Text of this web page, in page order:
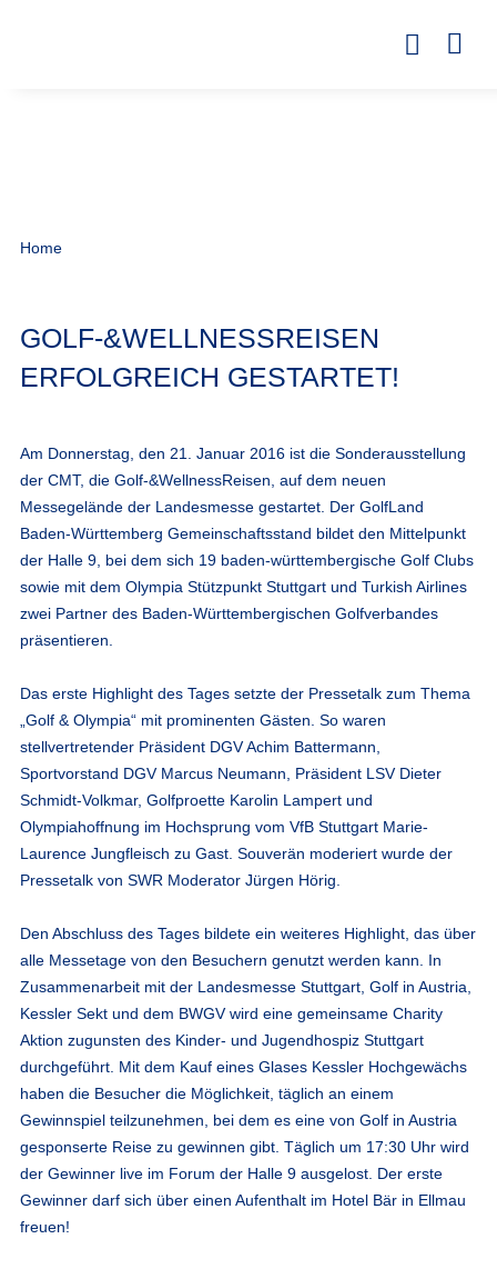
Home
GOLF-&WELLNESSREISEN
ERFOLGREICH GESTARTET!
Am Donnerstag, den 21. Januar 2016 ist die Sonderausstellung
der CMT, die Golf-&WellnessReisen, auf dem neuen
Messegelände der Landesmesse gestartet. Der GolfLand
Baden-Württemberg Gemeinschaftsstand bildet den Mittelpunkt
der Halle 9, bei dem sich 19 baden-württembergische Golf Clubs
sowie mit dem Olympia Stützpunkt Stuttgart und Turkish Airlines
zwei Partner des Baden-Württembergischen Golfverbandes
präsentieren.
Das erste Highlight des Tages setzte der Pressetalk zum Thema
„Golf & Olympia“ mit prominenten Gästen. So waren
stellvertretender Präsident DGV Achim Battermann,
Sportvorstand DGV Marcus Neumann, Präsident LSV Dieter
Schmidt-Volkmar, Golfproette Karolin Lampert und
Olympiahoffnung im Hochsprung vom VfB Stuttgart Marie-
Laurence Jungfleisch zu Gast. Souverän moderiert wurde der
Pressetalk von SWR Moderator Jürgen Hörig.
Den Abschluss des Tages bildete ein weiteres Highlight, das über
alle Messetage von den Besuchern genutzt werden kann. In
Zusammenarbeit mit der Landesmesse Stuttgart, Golf in Austria,
Kessler Sekt und dem BWGV wird eine gemeinsame Charity
Aktion zugunsten des Kinder- und Jugendhospiz Stuttgart
durchgeführt. Mit dem Kauf eines Glases Kessler Hochgewächs
haben die Besucher die Möglichkeit, täglich an einem
Gewinnspiel teilzunehmen, bei dem es eine von Golf in Austria
gesponserte Reise zu gewinnen gibt. Täglich um 17:30 Uhr wird
der Gewinner live im Forum der Halle 9 ausgelost. Der erste
Gewinner darf sich über einen Aufenthalt im Hotel Bär in Ellmau
freuen!